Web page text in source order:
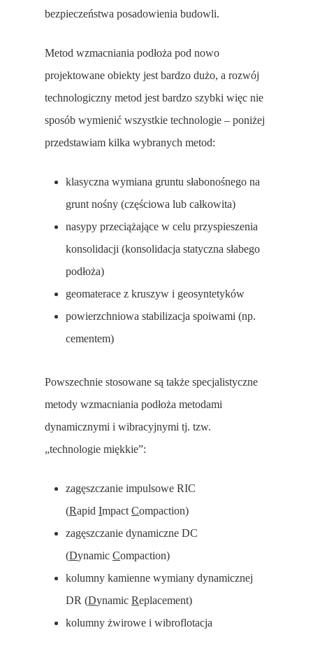
bezpieczeństwa posadowienia budowli.
Metod wzmacniania podłoża pod nowo
projektowane obiekty jest bardzo dużo, a rozwój
technologiczny metod jest bardzo szybki więc nie
sposób wymienić wszystkie technologie – poniżej
przedstawiam kilka wybranych metod:
klasyczna wymiana gruntu słabonośnego na
grunt nośny (częściowa lub całkowita)
nasypy przeciążające w celu przyspieszenia
konsolidacji (konsolidacja statyczna słabego
podłoża)
geomaterace z kruszyw i geosyntetyków
powierzchniowa stabilizacja spoiwami (np.
cementem)
Powszechnie stosowane są także specjalistyczne
metody wzmacniania podłoża metodami
dynamicznymi i wibracyjnymi tj. tzw.
„technologie miękkie”:
zagęszczanie impulsowe RIC
(RapidImpactCompaction)
zagęszczanie dynamiczne DC
(DynamicCompaction)
kolumny kamienne wymiany dynamicznej
DR (DynamicReplacement)
kolumny żwirowe i wibroflotacja